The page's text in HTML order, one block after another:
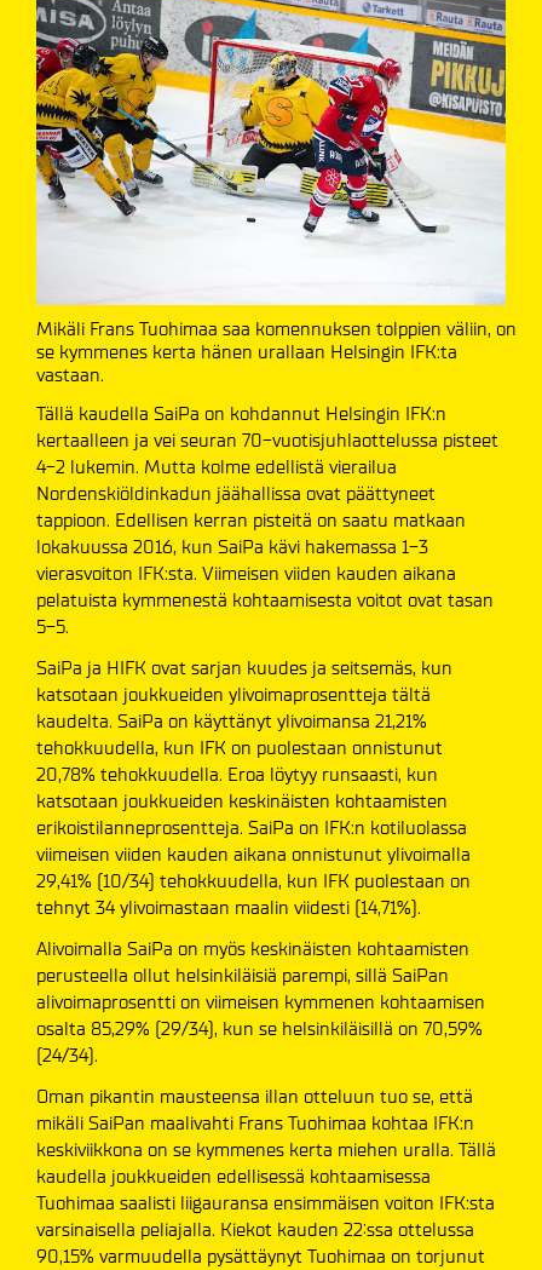
Mikäli Frans Tuohimaa saa komennuksen tolppien väliin, on
se kymmenes kerta hänen urallaan Helsingin IFK:ta
vastaan.
Tällä kaudella SaiPa on kohdannut Helsingin IFK:n
kertaalleen ja vei seuran 70-vuotisjuhlaottelussa pisteet
4-2 lukemin. Mutta kolme edellistä vierailua
Nordenskiöldinkadun jäähallissa ovat päättyneet
tappioon. Edellisen kerran pisteitä on saatu matkaan
lokakuussa 2016, kun SaiPa kävi hakemassa 1-3
vierasvoiton IFK:sta. Viimeisen viiden kauden aikana
pelatuista kymmenestä kohtaamisesta voitot ovat tasan
5-5.
SaiPa ja HIFK ovat sarjan kuudes ja seitsemäs, kun
katsotaan joukkueiden ylivoimaprosentteja tältä
kaudelta. SaiPa on käyttänyt ylivoimansa 21,21%
tehokkuudella, kun IFK on puolestaan onnistunut
20,78% tehokkuudella. Eroa löytyy runsaasti, kun
katsotaan joukkueiden keskinäisten kohtaamisten
erikoistilanneprosentteja. SaiPa on IFK:n kotiluolassa
viimeisen viiden kauden aikana onnistunut ylivoimalla
29,41% (10/34) tehokkuudella, kun IFK puolestaan on
tehnyt 34 ylivoimastaan maalin viidesti (14,71%).
Alivoimalla SaiPa on myös keskinäisten kohtaamisten
perusteella ollut helsinkiläisiä parempi, sillä SaiPan
alivoimaprosentti on viimeisen kymmenen kohtaamisen
osalta 85,29% (29/34), kun se helsinkiläisillä on 70,59%
(24/34).
Oman pikantin mausteensa illan otteluun tuo se, että
mikäli SaiPan maalivahti Frans Tuohimaa kohtaa IFK:n
keskiviikkona on se kymmenes kerta miehen uralla. Tällä
kaudella joukkueiden edellisessä kohtaamisessa
Tuohimaa saalisti liigauransa ensimmäisen voiton IFK:sta
varsinaisella peliajalla. Kiekot kauden 22:ssa ottelussa
90,15% varmuudella pysättäynyt Tuohimaa on torjunut